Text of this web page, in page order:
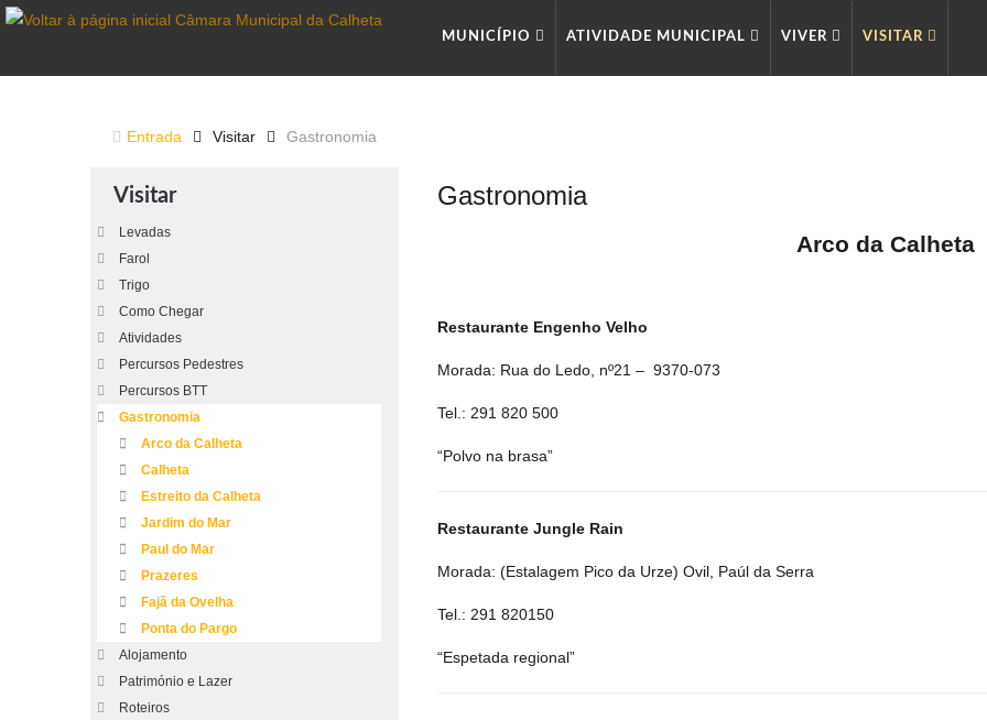
MUNICÍPIO ATIVIDADE MUNICIPAL VIVER VISITAR
Entrada Visitar Gastronomia
Gastronomia
Arco da Calheta
Restaurante Engenho Velho
Morada: Rua do Ledo, nº21 – 9370-073
Tel.: 291 820 500
“Polvo na brasa”
Restaurante Jungle Rain
Morada: (Estalagem Pico da Urze) Ovil, Paúl da Serra
Tel.: 291 820150
“Espetada regional”
Visitar
Levadas
Farol
Trigo
Como Chegar
Atividades
Percursos Pedestres
Percursos BTT
Gastronomia
Arco da Calheta
Calheta
Estreito da Calheta
Jardim do Mar
Paul do Mar
Prazeres
Fajã da Ovelha
Ponta do Pargo
Alojamento
Património e Lazer
Roteiros